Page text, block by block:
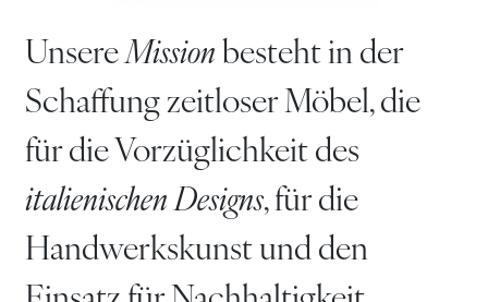
UnsereMission besteht in der
Schaffung zeitloser Möbel, die
für die Vorzüglichkeit des
italienischen Designs, für die
Handwerkskunst und den